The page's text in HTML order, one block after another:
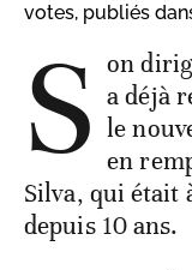
votes, publiés
S on
a déjà
le
en
Silva, qui était
depuis 10 ans.